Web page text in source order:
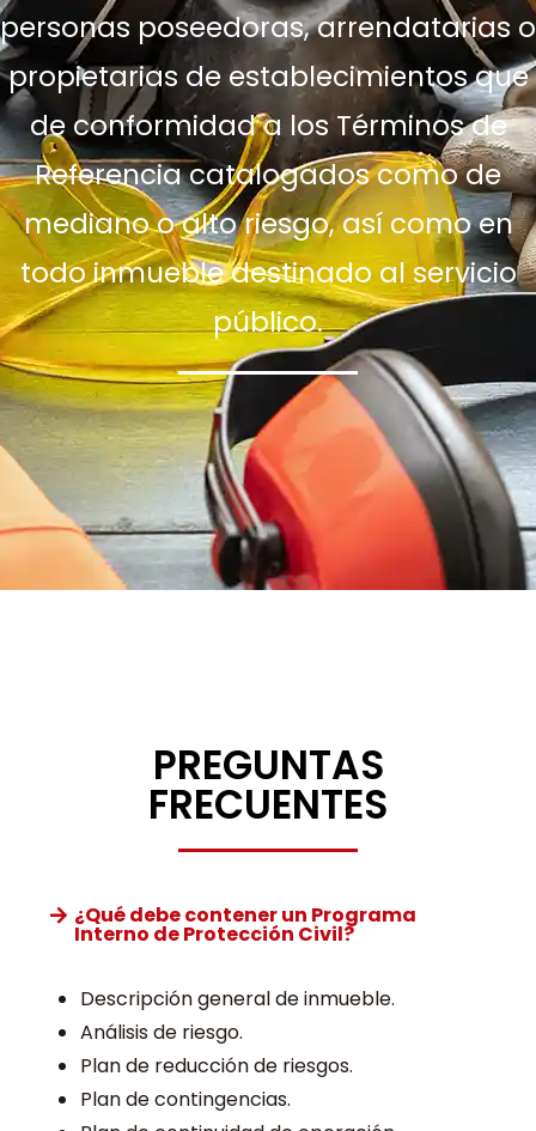
personas poseedoras, arrendatarias o
propietarias de establecimientos que
de conformidad a los Términos de
Referencia catalogados como de
mediano o alto riesgo, así como en
todo inmueble destinado al servicio
público.
PREGUNTAS
FRECUENTES
¿Qué debe contener un Programa
Interno de Protección Civil?
Descripción general de inmueble.
Análisis de riesgo.
Plan de reducción de riesgos.
Plan de contingencias.